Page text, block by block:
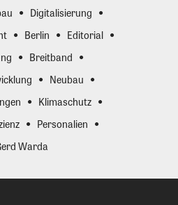
Digitalisierung
Berlin
Editorial
Breitband
Neubau
Klimaschutz
Personalien
Warda